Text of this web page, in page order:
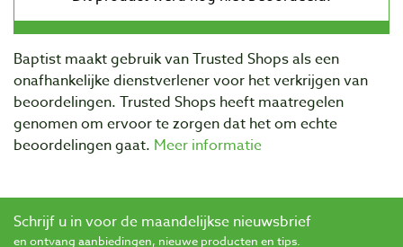
Baptist maakt gebruik van Trusted Shops als een
onafhankelijke dienstverlener voor het verkrijgen van
beoordelingen. Trusted Shops heeft maatregelen
genomen om ervoor te zorgen dat het om echte
beoordelingen gaat. Meer informatie
Schrijf u in voor de maandelijkse nieuwsbrief
en ontvang aanbiedingen, nieuwe producten en tips.